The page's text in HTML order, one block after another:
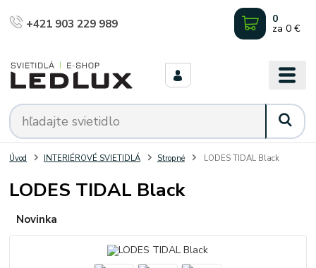
+421 903 229 989 0
za 0 €
Úvod INTERIÉROVÉ SVIETIDLÁ Stropné LODES TIDAL Black
LODES TIDAL Black
Novinka